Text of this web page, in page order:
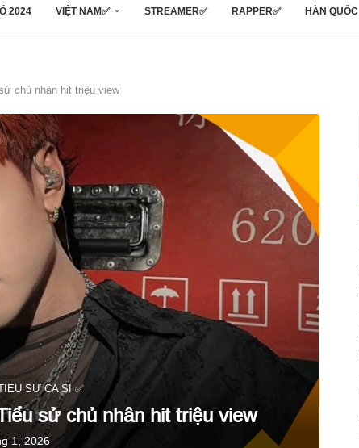
2024 VIỆT NAM✅ STREAMER✅ RAPPER✅ HÀN QUỐC
chủ nhân hit triệu view
SỬ CA SĨ ✅
sử chủ nhân hit triệu view
1, 2026